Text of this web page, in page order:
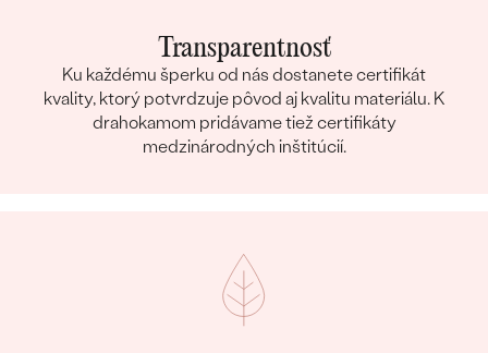
Transparentnosť
Ku každému šperku od nás dostanete certifikát
kvality, ktorý potvrdzuje pôvod aj kvalitu materiálu. K
drahokamom pridávame tiež certifikáty
medzinárodných inštitúcií.